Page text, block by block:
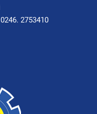
2753410